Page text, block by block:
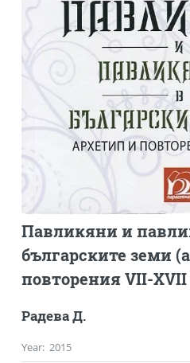
Павликяни и
българските земи
повторения VII-XVII
Радева Д.
Year: 2015